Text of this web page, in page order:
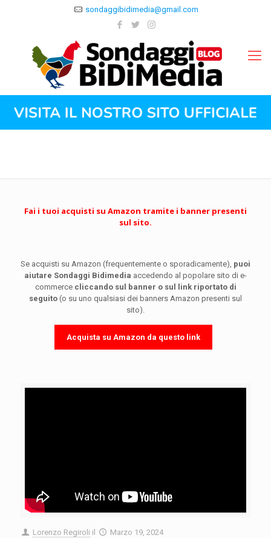
sondaggibidimedia@gmail.com
Fai i tuoi acquisti su Amazon tramite i banner presenti
sul sito.
Se acquisti su Amazon (frequentemente o sporadicamente), puoi
aiutare Sondaggi Bidimedia accedendo al popolare sito di e-
commerce cliccando sul banner o sul link riportato di
seguito (o su uno qualsiasi dei banners Amazon presenti sul
sito).
Acquista su Amazon da questo link
Lorenzo Regiroli il Marzo 19, 2024